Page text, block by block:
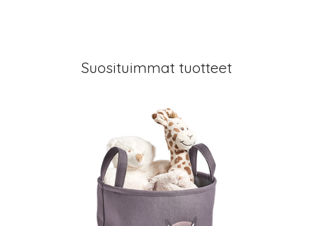
Suosituimmat tuotteet